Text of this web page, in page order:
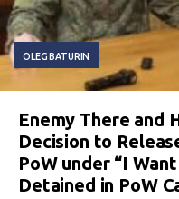
OLEG BATURIN
Enemy There and
Decision to
PoW under “I
Detained in PoW